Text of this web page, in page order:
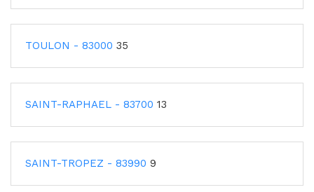
TOULON - 83000 35
SAINT-RAPHAEL - 83700 13
SAINT-TROPEZ - 83990 9